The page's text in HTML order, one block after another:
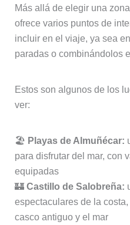
Más allá de elegir una
ofrece varios puntos de
incluir en el viaje, ya sea
paradas o combinándolos
Estos son algunos de los
ver:
🏖️ Playas de Almuñécar:
para disfrutar del mar, con
equipadas
🏰 Castillo de Salobreña:
espectaculares de la
casco antiguo y el mar